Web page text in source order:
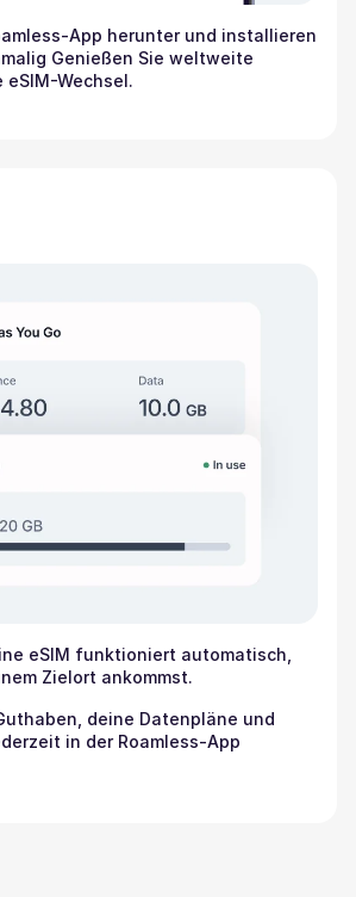
App herunter und installieren
Genießen Sie weltweite
Wechsel.
eSIM funktioniert automatisch,
Zielort ankommst.
deine Datenpläne und
in der Roamless-App